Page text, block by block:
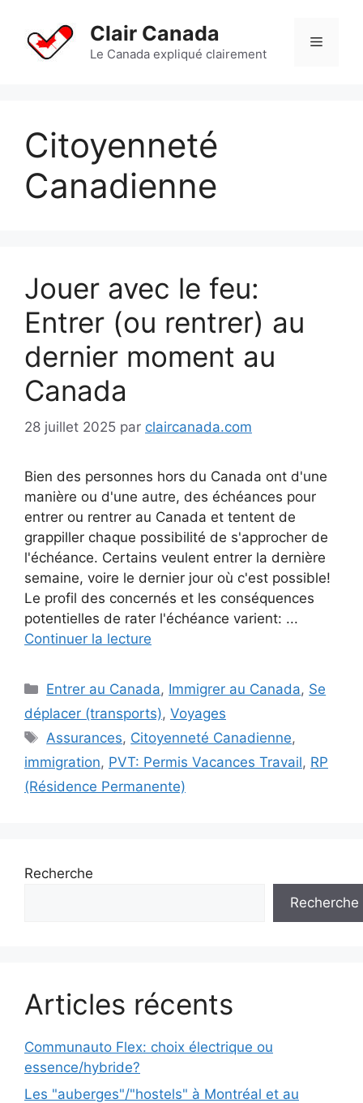
contenu
Clair Canada
Le Canada expliqué clairement
Menu
Citoyenneté
Canadienne
Jouer avec le feu:
Entrer (ou rentrer) au
dernier moment au
Canada
28 juillet 2025 par claircanada.com
Bien des personnes hors du Canada ont d'une
manière ou d'une autre, des échéances pour
entrer ou rentrer au Canada et tentent de
grappiller chaque possibilité de s'approcher de
l'échéance. Certains veulent entrer la dernière
semaine, voire le dernier jour où c'est possible!
Le profil des concernés et les conséquences
potentielles de rater l'échéance varient: ...
Continuer la lecture
Catégories
Entrer au Canada, Immigrer au Canada, Se
déplacer (transports), Voyages
Étiquettes
Assurances, Citoyenneté Canadienne,
immigration, PVT: Permis Vacances Travail, RP
(Résidence Permanente)
Recherche
Recherche
Articles récents
Communauto Flex: choix électrique ou
essence/hybride?
Les "auberges"/"hostels" à Montréal et au